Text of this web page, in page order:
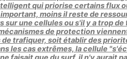
qui priorise certains flux
moins il reste de
sur une cellules ou s'il y a trop
de protection
trafiquer, soit établir des
les cas extrêmes, la cellule